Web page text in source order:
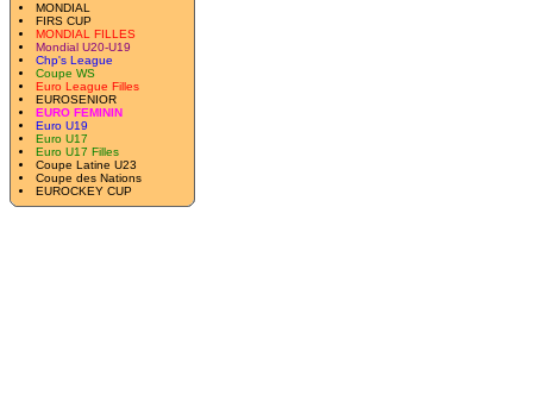
MONDIAL
FIRS CUP
MONDIAL FILLES
Mondial U20-U19
Chp's League
Coupe WS
Euro League Filles
EUROSENIOR
EURO FEMININ
Euro U19
Euro U17
Euro U17 Filles
Coupe Latine U23
Coupe des Nations
EUROCKEY CUP